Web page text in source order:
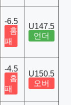
-6.5
홈
패
U147.5
언더
-4.5
홈
패
U150.5
오버